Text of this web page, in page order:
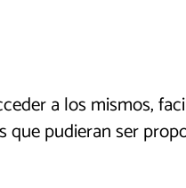
a los mismos,
pudieran ser